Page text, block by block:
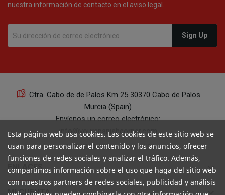
nuestra información de contacto en el aviso legal.
Ctra. Cabo de de Palos Km 25 30370 Cabo de Palos
Murcia (Spain)
Envíenos un correo electrónico:
info@yourspanishcorner.com
+34 647 29 98 21 de 9 a 14:30
ENLACES keyboard_arrow_down
MI CUENTA
Esta página web usa cookies. Las cookies de este sitio web se
usan para personalizar el contenido y los anuncios, ofrecer
funciones de redes sociales y analizar el tráfico. Además,
compartimos información sobre el uso que haga del sitio web
con nuestros partners de redes sociales, publicidad y análisis